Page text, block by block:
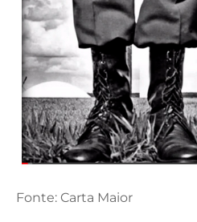
Fonte: Carta Maior